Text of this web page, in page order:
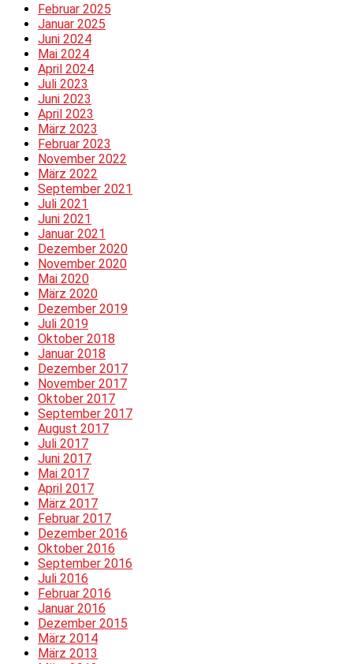
Februar 2025
Januar 2025
Juni 2024
Mai 2024
April 2024
Juli 2023
Juni 2023
April 2023
März 2023
Februar 2023
November 2022
März 2022
September 2021
Juli 2021
Juni 2021
Januar 2021
Dezember 2020
November 2020
Mai 2020
März 2020
Dezember 2019
Juli 2019
Oktober 2018
Januar 2018
Dezember 2017
November 2017
Oktober 2017
September 2017
August 2017
Juli 2017
Juni 2017
Mai 2017
April 2017
März 2017
Februar 2017
Dezember 2016
Oktober 2016
September 2016
Juli 2016
Februar 2016
Januar 2016
Dezember 2015
März 2014
März 2013